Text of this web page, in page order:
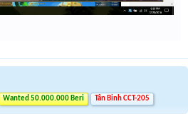
Wanted 50.000.000 Beri Tân Binh CCT-205